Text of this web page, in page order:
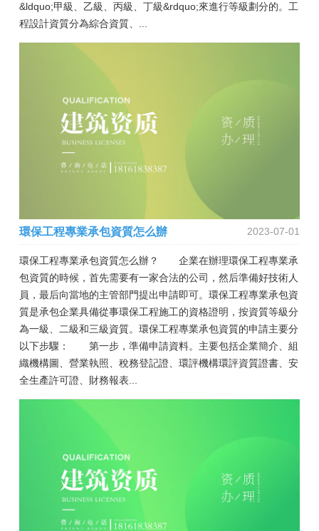
&ldquo;甲級、乙級、丙級、丁級&rdquo;來進行等級劃分的。工
程設計資質分為綜合資質、...
環保工程專業承包資質怎么辦 2023-07-01
環保工程專業承包資質怎么辦？ 企業在辦理環保工程專業承
包資質的時候，首先需要有一家合法的公司，然后準備好技術人
員，最后向當地的主管部門提出申請即可。環保工程專業承包資
質是承包企業具備從事環保工程施工的資格證明，按資質等級分
為一級、二級和三級資質。環保工程專業承包資質的申請主要分
以下步驟： 第一步，準備申請資料。主要包括企業簡介、組
織機構圖、營業執照、稅務登記證、環評機構環評資質證書、安
全生產許可證、財務報表...